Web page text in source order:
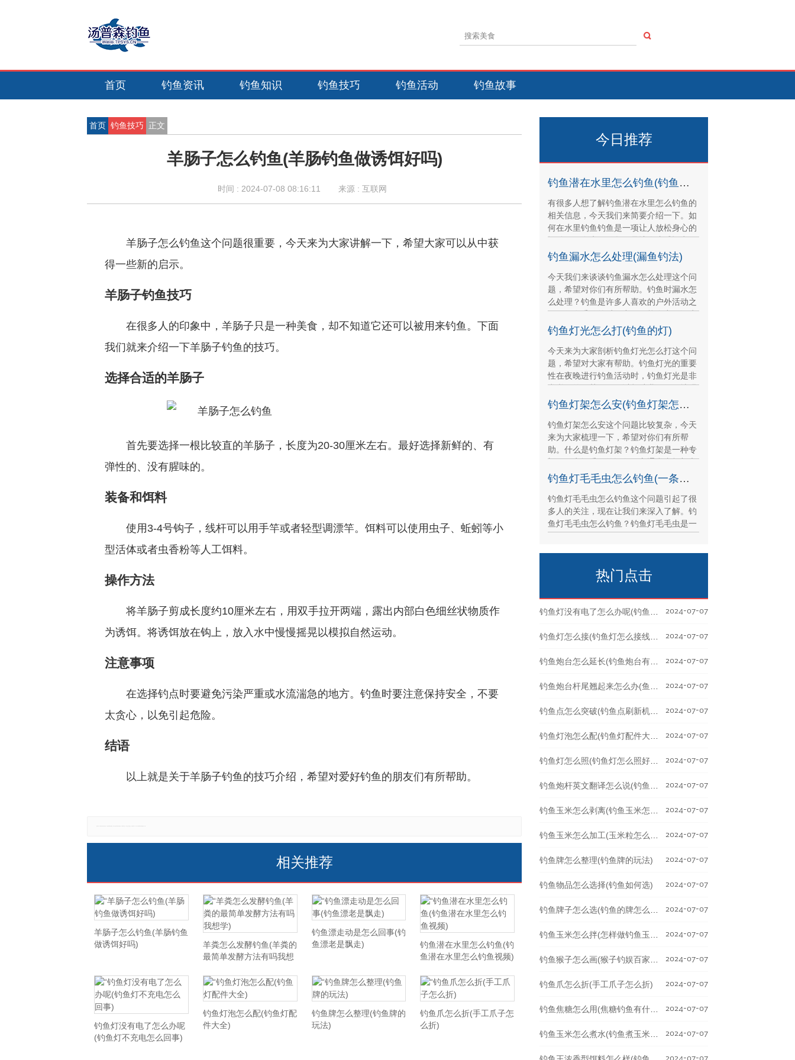
首页 钓鱼资讯 钓鱼知识 钓鱼技巧 钓鱼活动 钓鱼故事
首页 钓鱼技巧 正文
羊肠子怎么钓鱼(羊肠钓鱼做诱饵好吗)
时间 : 2024-07-08 08:16:11 来源 : 互联网
羊肠子怎么钓鱼这个问题很重要，今天来为大家讲解一下，希望大家可以从中获
得一些新的启示。
羊肠子钓鱼技巧
在很多人的印象中，羊肠子只是一种美食，却不知道它还可以被用来钓鱼。下面
我们就来介绍一下羊肠子钓鱼的技巧。
选择合适的羊肠子
首先要选择一根比较直的羊肠子，长度为20-30厘米左右。最好选择新鲜的、有
弹性的、没有腥味的。
装备和饵料
使用3-4号钩子，线杆可以用手竿或者轻型调漂竿。饵料可以使用虫子、蚯蚓等小
型活体或者虫香粉等人工饵料。
操作方法
将羊肠子剪成长度约10厘米左右，用双手拉开两端，露出内部白色细丝状物质作
为诱饵。将诱饵放在钩上，放入水中慢慢摇晃以模拟自然运动。
注意事项
在选择钓点时要避免污染严重或水流湍急的地方。钓鱼时要注意保持安全，不要
太贪心，以免引起危险。
结语
以上就是关于羊肠子钓鱼的技巧介绍，希望对爱好钓鱼的朋友们有所帮助。
相关推荐
羊肠子怎么钓鱼(羊肠钓鱼
做诱饵好吗)
羊粪怎么发酵钓鱼(羊粪的
最简单发酵方法有吗我想
钓鱼漂走动是怎么回事(钓
鱼漂老是飘走)
钓鱼潜在水里怎么钓鱼(钓
鱼潜在水里怎么钓鱼视频)
钓鱼灯没有电了怎么办呢
(钓鱼灯不充电怎么回事)
钓鱼灯泡怎么配(钓鱼灯配
件大全)
钓鱼牌怎么整理(钓鱼牌的
玩法)
钓鱼爪怎么折(手工爪子怎
么折)
今日推荐
钓鱼潜在水里怎么钓鱼(钓鱼潜在水里怎么钓鱼视频)
有很多人想了解钓鱼潜在水里怎么钓鱼的
相关信息，今天我们来简要介绍一下。如
何在水里钓鱼钓鱼是一项让人放松身心的
运动，而在水里钓鱼更是让人倍感惬意。
但如何在水里钓鱼
钓鱼漏水怎么处理(漏鱼钓法)
今天我们来谈谈钓鱼漏水怎么处理这个问
题，希望对你们有所帮助。钓鱼时漏水怎
么处理？钓鱼是许多人喜欢的户外活动之
一，但在垂钓的过程中，可能会出现漏水
问题。在此，
钓鱼灯光怎么打(钓鱼的灯)
今天来为大家剖析钓鱼灯光怎么打这个问
题，希望对大家有帮助。钓鱼灯光的重要
性在夜晚进行钓鱼活动时，钓鱼灯光是非
常必要的。其不仅可以帮助我们更好地观
察钓场情况，还可
钓鱼灯架怎么安(钓鱼灯架怎么安装)
钓鱼灯架怎么安这个问题比较复杂，今天
来为大家梳理一下，希望对你们有所帮
助。什么是钓鱼灯架？钓鱼灯架是一种专
门用于夜间垂钓的设备，它通常由灯架和
支撑架组成。灯架可
钓鱼灯毛毛虫怎么钓鱼(一条毛毛虫自己做灯笼)
钓鱼灯毛毛虫怎么钓鱼这个问题引起了很
多人的关注，现在让我们来深入了解。钓
鱼灯毛毛虫怎么钓鱼？钓鱼灯毛毛虫是一
种非常有效的诱饵，它可以吸引到很多种
热门点击
2024-07-07
钓鱼灯没有电了怎么办呢(钓鱼灯不充电怎么回事)
2024-07-07
钓鱼灯怎么接(钓鱼灯怎么接线视频)
2024-07-07
钓鱼炮台怎么延长(钓鱼炮台有什么作用)
2024-07-07
钓鱼炮台杆尾翘起来怎么办(鱼竿炮台后挂是什么)
2024-07-07
钓鱼点怎么突破(钓鱼点刷新机制)
2024-07-07
钓鱼灯泡怎么配(钓鱼灯配件大全)
2024-07-07
钓鱼灯怎么照(钓鱼灯怎么照好看)
2024-07-07
钓鱼炮杆英文翻译怎么说(钓鱼炮台怎么用视频)
2024-07-07
钓鱼玉米怎么剥离(钓鱼玉米怎么剥离的)
2024-07-07
钓鱼玉米怎么加工(玉米粒怎么加工钓鱼)
2024-07-07
钓鱼牌怎么整理(钓鱼牌的玩法)
2024-07-07
钓鱼物品怎么选择(钓鱼如何选)
2024-07-07
钓鱼牌子怎么选(钓鱼的牌怎么选)
2024-07-07
钓鱼玉米怎么拌(怎样做钓鱼玉米饵料)
2024-07-07
钓鱼猴子怎么画(猴子钓娱百家号)
2024-07-07
钓鱼爪怎么折(手工爪子怎么折)
2024-07-07
钓鱼焦糖怎么用(焦糖钓鱼有什么功效)
2024-07-07
钓鱼玉米怎么煮水(钓鱼煮玉米放什么大料)